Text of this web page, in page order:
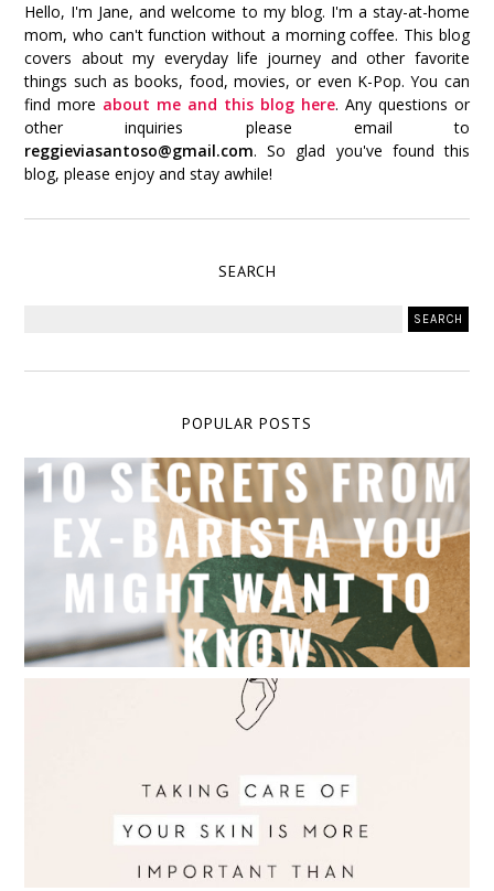
Hello, I'm Jane, and welcome to my blog. I'm a stay-at-home
mom, who can't function without a morning coffee. This blog
covers about my everyday life journey and other favorite
things such as books, food, movies, or even K-Pop. You can
find more about me and this blog here. Any questions or
other inquiries please email to
reggieviasantoso@gmail.com. So glad you've found this
blog, please enjoy and stay awhile!
SEARCH
POPULAR POSTS